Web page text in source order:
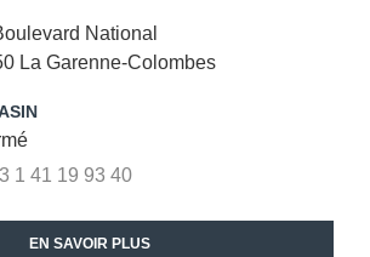
National
La Garenne-Colombes
1 41 19 93 40
EN SAVOIR PLUS